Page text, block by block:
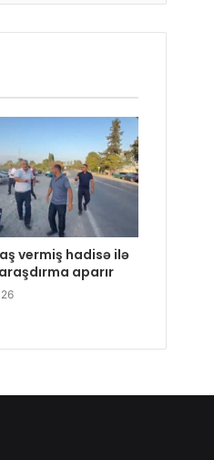
vermiş hadisə ilə
aparır